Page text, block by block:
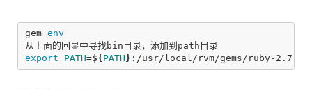
gem
export PATH=${ PATH }